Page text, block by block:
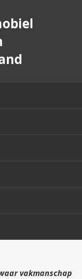
vakmanschap